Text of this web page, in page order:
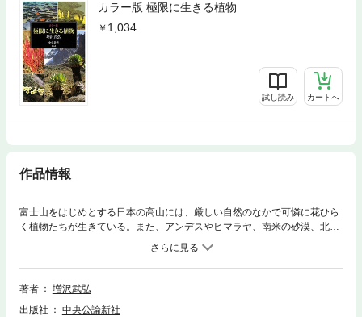
カラー版 極限に生きる植物
1,034
試し読み カートへ
作品情報
富士山をはじめとする日本の高山には、厳しい自然のなかで可憐に花ひら
く植物たちが生きている。また、アンデスやヒマラヤ、南米の砂漠、北極
圏や南極大陸などの過酷な環境にも、個性的な植物が数多く存在する。百
年も長生きする草、高さ百メートルを超える巨木、多機能な葉を持つ植物
など、地球の長い歴史のなかで厳しい環境に適応して生きつづけてきた植
物のふしぎな生態に迫る。
著者
増沢武弘
出版社
中央公論新社